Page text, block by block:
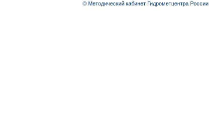
© Методический кабинет Гидрометцентра России